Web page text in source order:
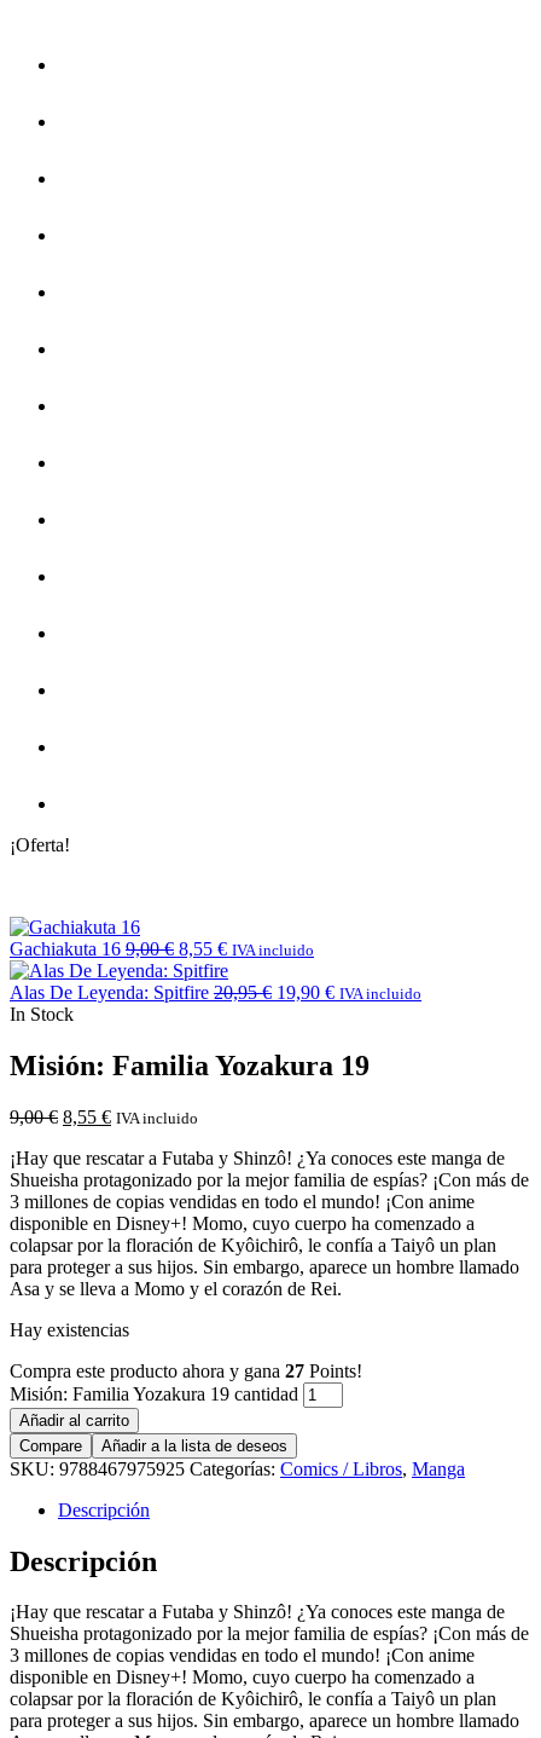
¡Oferta!
Gachiakuta 16 9,00€ 8,55 € IVA incluido
Alas De Leyenda: Spitfire 20,95€ 19,90 € IVA incluido
In Stock
Misión: Familia Yozakura 19
9,00€ 8,55 € IVA incluido
¡Hay que rescatar a Futaba y Shinzô! ¿Ya conoces este manga de
Shueisha protagonizado por la mejor familia de espías? ¡Con más de
3 millones de copias vendidas en todo el mundo! ¡Con anime
disponible en Disney+! Momo, cuyo cuerpo ha comenzado a
colapsar por la floración de Kyôichirô, le confía a Taiyô un plan
para proteger a sus hijos. Sin embargo, aparece un hombre llamado
Asa y se lleva a Momo y el corazón de Rei.
Hay existencias
Compra este producto ahora y gana 27 Points!
Misión: Familia Yozakura 19 cantidad
Añadir al carrito
Compare
Añadir a la lista de deseos
SKU: 9788467975925 Categorías: Comics / Libros, Manga
Descripción
Descripción
¡Hay que rescatar a Futaba y Shinzô! ¿Ya conoces este manga de
Shueisha protagonizado por la mejor familia de espías? ¡Con más de
3 millones de copias vendidas en todo el mundo! ¡Con anime
disponible en Disney+! Momo, cuyo cuerpo ha comenzado a
colapsar por la floración de Kyôichirô, le confía a Taiyô un plan
para proteger a sus hijos. Sin embargo, aparece un hombre llamado